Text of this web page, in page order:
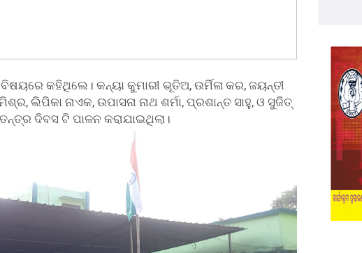
କହିଥିଲେ। କନ୍ୟା କୁମାରୀ ଭୂତିଅ, ଉର୍ମିଳା କର, ଜୟନ୍ତୀ
ଲିପିକା ନାଏକ, ଉପାସନା ନାଥ ଶର୍ମା, ପ୍ରଶାନ୍ତ ସାହୁ, ଓ ସୁଜିତ୍
ଦିବସ ଟି ପାଳନ କରାଯାଇଥିଲା।